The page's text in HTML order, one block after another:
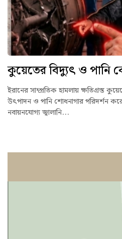
কুয়েতের বিদ্যুৎ ও পানি
ইরানের সাম্প্রতিক হামলায় ক্ষতিগ্রস্ত
উৎপাদন ও পানি শোধনাগার পরিদর্শন
নবায়নযোগ্য জ্বালানি...